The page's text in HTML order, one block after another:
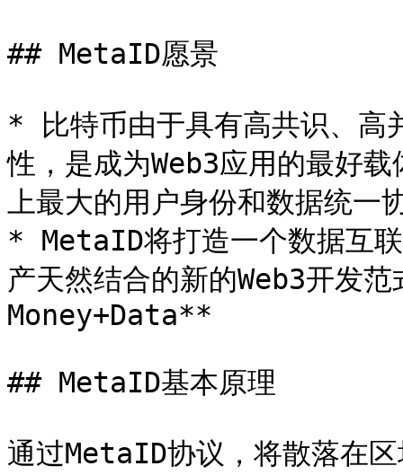
## MetaID愿景
* 比特币由于具有高共识、高
性，是成为Web3应用的最好
上最大的用户身份和数据统一
* MetaID将打造一个数据互
产天然结合的新的Web3开
Money+Data**
## MetaID基本原理
通过MetaID协议，将散落在